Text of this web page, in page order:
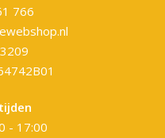
766
- 17:00